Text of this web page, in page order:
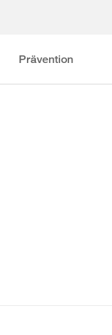
Prävention